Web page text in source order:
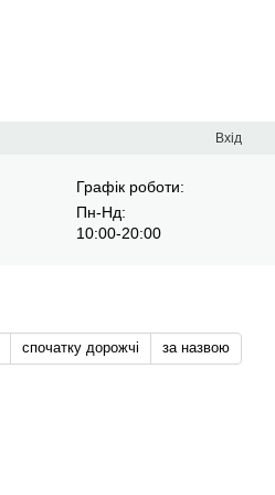
Вхід
Графік роботи:
Пн-Нд:
10:00-20:00
спочатку дорожчі за назвою